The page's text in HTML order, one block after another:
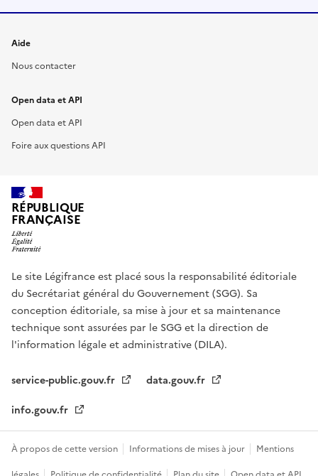
Aide
Nous contacter
Open data et API
Open data et API
Foire aux questions API
RÉPUBLIQUE
FRANÇAISE
Le site Légifrance est placé sous la responsabilité éditoriale
du Secrétariat général du Gouvernement (SGG). Sa
conception éditoriale, sa mise à jour et sa maintenance
technique sont assurées par le SGG et la direction de
l'information légale et administrative (DILA).
service-public.gouv.fr
data.gouv.fr
info.gouv.fr
À propos de cette version Informations de mises à jour
Mentions